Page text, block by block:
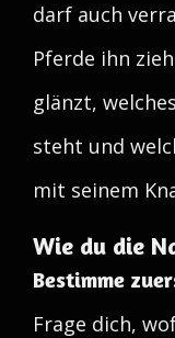
darf auch
Pferde ihn
glänzt,
steht und
mit seinem
Wie du die
Bestimme
Frage dich,